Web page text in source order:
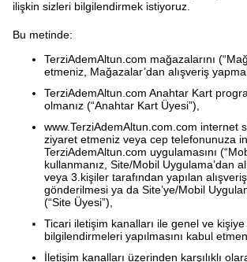
ilişkin sizleri bilgilendirmek istiyoruz.
Bu metinde:
TerziAdemAltun.com mağazalarını
etmeniz, Mağazalar’dan alışveriş
TerziAdemAltun.com Anahtar Kart
olmanız (“Anahtar Kart Üyesi”),
www.TerziAdemAltun.com.com internet
ziyaret etmeniz veya cep telefonunuza
TerziAdemAltun.com uygulamasını
kullanmanız, Site/Mobil Uygulama’dan
veya 3.kişiler tarafından yapılan
gönderilmesi ya da Site’ye/Mobil
(“Site Üyesi”),
Ticari iletişim kanalları ile genel ve
bilgilendirmeleri yapılmasını kabul
İletişim kanalları üzerinden karşılıklı